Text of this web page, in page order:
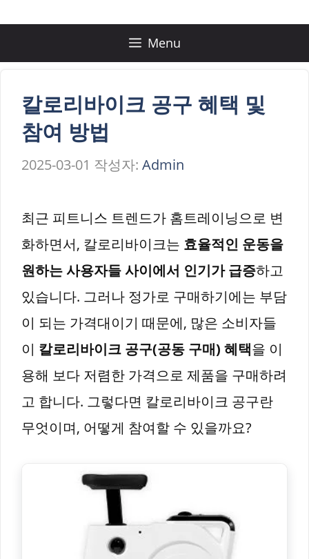
츠
Menu
칼로리바이크 공구 혜택 및
참여 방법
2025-03-01 작성자: Admin
최근 피트니스 트렌드가 홈트레이닝으로 변
화하면서, 칼로리바이크는 효율적인 운동을
원하는 사용자들 사이에서 인기가 급증하고
있습니다. 그러나 정가로 구매하기에는 부담
이 되는 가격대이기 때문에, 많은 소비자들
이 칼로리바이크 공구(공동 구매) 혜택을 이
용해 보다 저렴한 가격으로 제품을 구매하려
고 합니다. 그렇다면 칼로리바이크 공구란
무엇이며, 어떻게 참여할 수 있을까요?